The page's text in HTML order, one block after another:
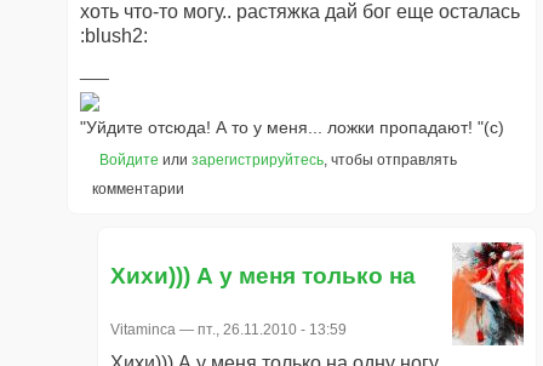
хоть что-то могу.. растяжка дай бог еще осталась
:blush2:
"Уйдите отсюда! А то у меня... ложки пропадают! "(с)
Войдите или зарегистрируйтесь, чтобы отправлять
комментарии
Хихи))) А у меня только на
Vitaminca — пт., 26.11.2010 - 13:59